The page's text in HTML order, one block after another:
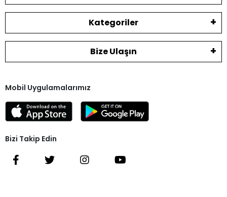
Kategoriler
Bize Ulaşın
Mobil Uygulamalarımız
Bizi Takip Edin